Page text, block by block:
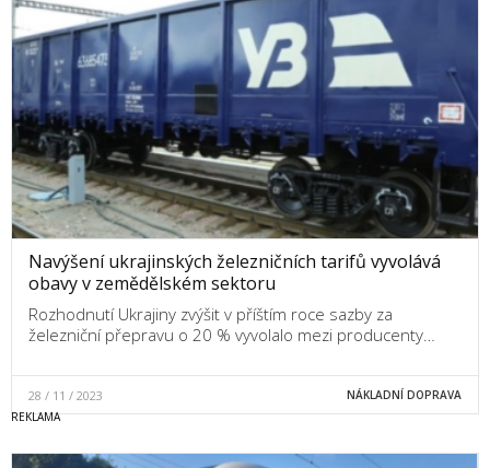
Navýšení ukrajinských železničních tarifů vyvolává
obavy v zemědělském sektoru
Rozhodnutí Ukrajiny zvýšit v příštím roce sazby za
železniční přepravu o 20 % vyvolalo mezi producenty…
28 / 11 / 2023 NÁKLADNÍ DOPRAVA